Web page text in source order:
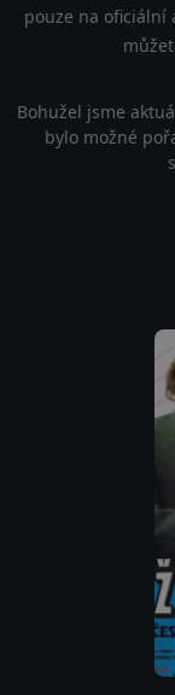
pouze na oficiální
Bohužel jsme
bylo možné